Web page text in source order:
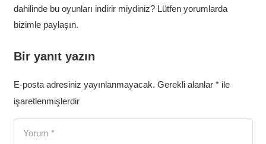
dahilinde bu oyunları indirir miydiniz? Lütfen yorumlarda
bizimle paylaşın.
Bir yanıt yazın
E-posta adresiniz yayınlanmayacak. Gerekli alanlar *ile
işaretlenmişlerdir